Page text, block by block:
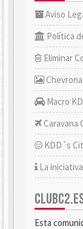
Aviso
Política
Eliminar
Macro
Caravana
KDD´s
La
Esta